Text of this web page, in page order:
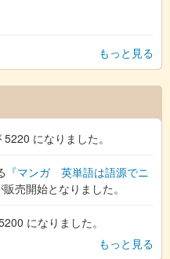
もっと見る
になりました。
『マンガ 英単語は語源でニ
販売開始となりました。
になりました。
もっと見る